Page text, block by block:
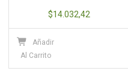
$14.032,42
Añadir
Al Carrito